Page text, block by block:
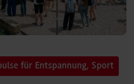
für Entspannung, Sport